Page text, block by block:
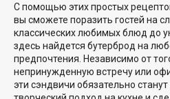
С помощью этих простых
вы сможете поразить гостей на
классических любимых блюд до
здесь найдется бутерброд на
предпочтения. Независимо от
непринужденную встречу или
эти сэндвичи обязательно